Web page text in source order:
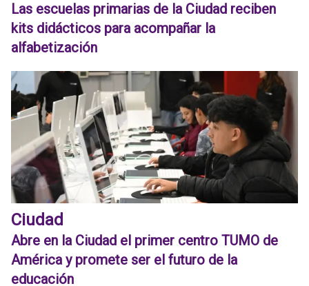
Las escuelas primarias de la Ciudad reciben
kits didácticos para acompañar la
alfabetización
Ciudad
Abre en la Ciudad el primer centro TUMO de
América y promete ser el futuro de la
educación